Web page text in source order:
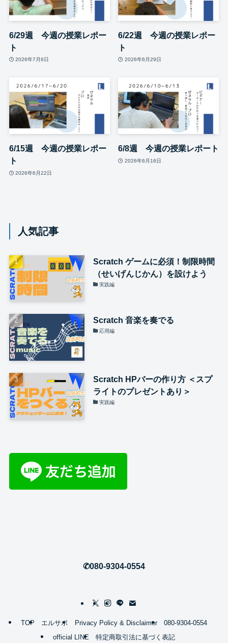
6/29週 今週の授業レポー
ト
2026年7月6日
6/22週 今週の授業レポー
ト
2026年6月29日
6/15週 今週の授業レポー
ト
2026年6月22日
6/8週 今週の授業レポート
2026年6月16日
人気記事
Scratch ゲームに必須！制限時間
（せいげんじかん）を設けよう
実践編
Scratch 音楽を奏でる
応用編
Scratch HPバーの作り方 ＜スプ
ライトのプレゼントあり＞
実践編
✆080-9304-0554
TOP エルサポ Privacy Policy & Disclaimer
080-9304-0554
official LINE
特定商取引法に基づく表記